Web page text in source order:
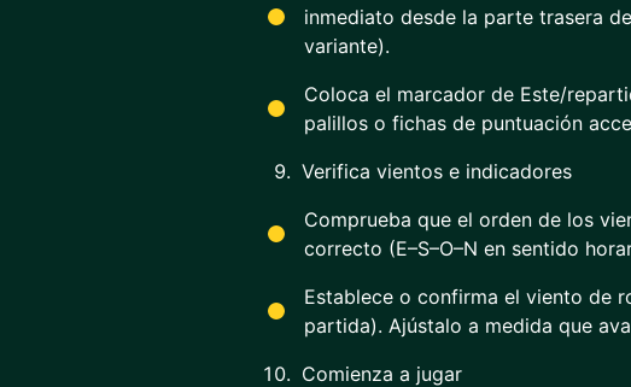
inmediato desde la parte trasera
variante).
Coloca el marcador de Este/
palillos o fichas de puntuación
Verifica vientos e indicadores
Comprueba que el orden de los
correcto (E–S–O–N en sentido
Establece o confirma el viento de
partida). Ajústalo a medida que
Comienza a jugar